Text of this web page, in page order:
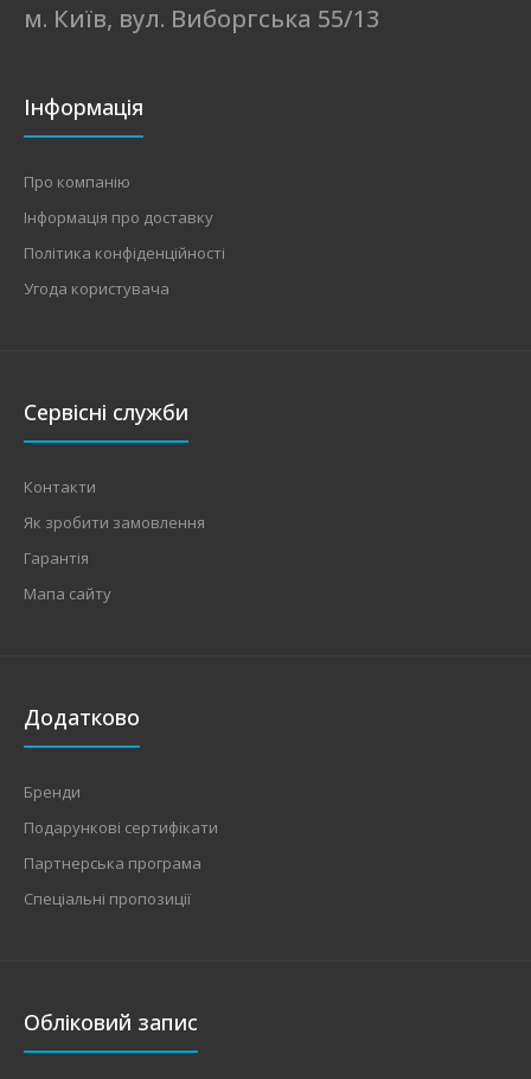
м. Київ, вул. Виборгська 55/13
Інформація
Про компанію
Інформація про доставку
Політика конфіденційності
Угода користувача
Сервісні служби
Контакти
Як зробити замовлення
Гарантія
Мапа сайту
Додатково
Бренди
Подарункові сертифікати
Партнерська програма
Спеціальні пропозиції
Обліковий запис